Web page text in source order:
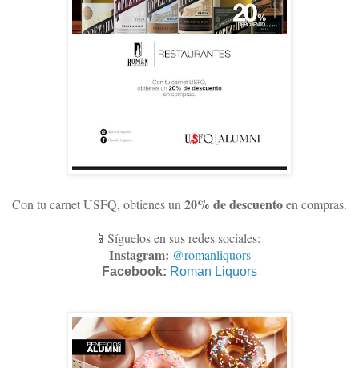
Con tu carnet USFQ, obtienes un20% de descuentoen compras.
📱Síguelos en sus redes sociales:
Instagram: @romanliquors
Facebook: Roman Liquors